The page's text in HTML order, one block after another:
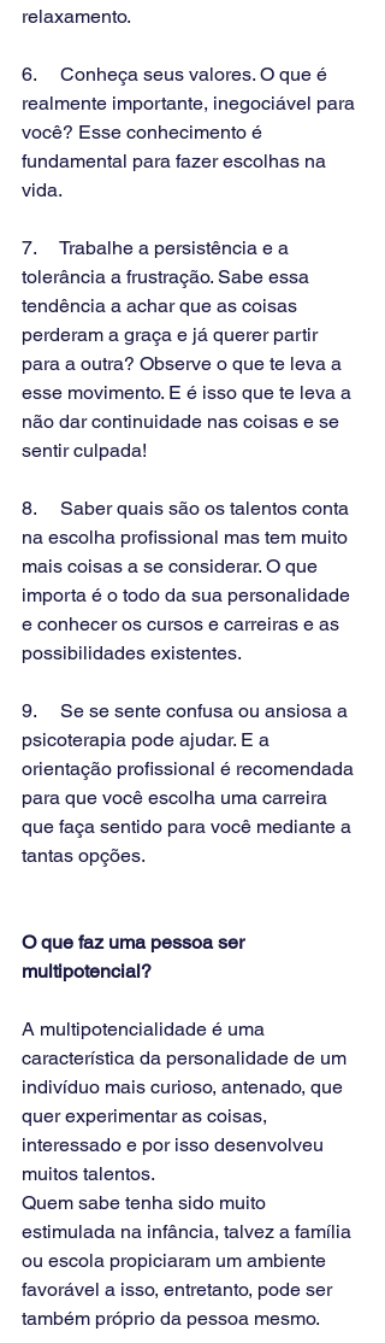
relaxamento.
6.     Conheça seus valores. O que é
realmente importante, inegociável para
você? Esse conhecimento é
fundamental para fazer escolhas na
vida.
7.     Trabalhe a persistência e a
tolerância a frustração. Sabe essa
tendência a achar que as coisas
perderam a graça e já querer partir
para a outra? Observe o que te leva a
esse movimento. E é isso que te leva a
não dar continuidade nas coisas e se
sentir culpada!
8.     Saber quais são os talentos conta
na escolha profissional mas tem muito
mais coisas a se considerar. O que
importa é o todo da sua personalidade
e conhecer os cursos e carreiras e as
possibilidades existentes.
9.     Se se sente confusa ou ansiosa a
psicoterapia pode ajudar. E a
orientação profissional é recomendada
para que você escolha uma carreira
que faça sentido para você mediante a
tantas opções.
O que faz uma pessoa ser
multipotencial?
A multipotencialidade é uma
característica da personalidade de um
indivíduo mais curioso, antenado, que
quer experimentar as coisas,
interessado e por isso desenvolveu
muitos talentos.
Quem sabe tenha sido muito
estimulada na infância, talvez a família
ou escola propiciaram um ambiente
favorável a isso, entretanto, pode ser
também próprio da pessoa mesmo.